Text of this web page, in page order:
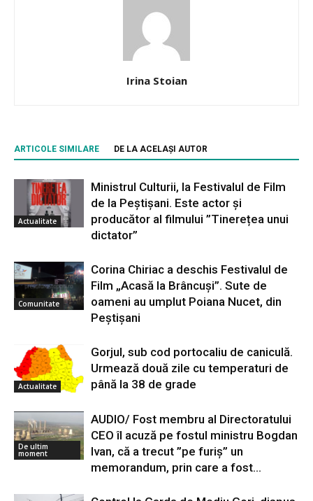
Irina Stoian
ARTICOLE SIMILARE DE LA ACELAȘI AUTOR
Actualitate
Ministrul Culturii, la Festivalul de Film
de la Peștișani. Este actor și
producător al filmului ”Tinerețea unui
dictator”
Comunitate
Corina Chiriac a deschis Festivalul de
Film „Acasă la Brâncuși”. Sute de
oameni au umplut Poiana Nucet, din
Peștișani
Actualitate
Gorjul, sub cod portocaliu de caniculă.
Urmează două zile cu temperaturi de
până la 38 de grade
De ultim
moment
AUDIO/ Fost membru al Directoratului
CEO îl acuză pe fostul ministru Bogdan
Ivan, că a trecut ”pe furiș” un
memorandum, prin care a fost...